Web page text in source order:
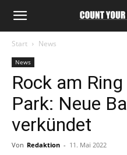
Start News
News
Rock am
Park: Neue
verkündet
Von Redaktion - 11. Mai 2022